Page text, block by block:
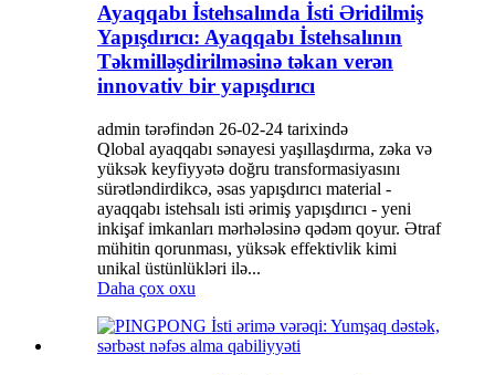
Ayaqqabı İstehsalında İsti Əridilmiş
Yapışdırıcı: Ayaqqabı İstehsalının
Təkmilləşdirilməsinə təkan verən
innovativ bir yapışdırıcı
admin tərəfindən 26-02-24 tarixində
Qlobal ayaqqabı sənayesi yaşıllaşdırma, zəka və
yüksək keyfiyyətə doğru transformasiyasını
sürətləndirdikcə, əsas yapışdırıcı material -
ayaqqabı istehsalı isti ərimiş yapışdırıcı - yeni
inkişaf imkanları mərhələsinə qədəm qoyur. Ətraf
mühitin qorunması, yüksək effektivlik kimi
unikal üstünlükləri ilə...
Daha çox oxu